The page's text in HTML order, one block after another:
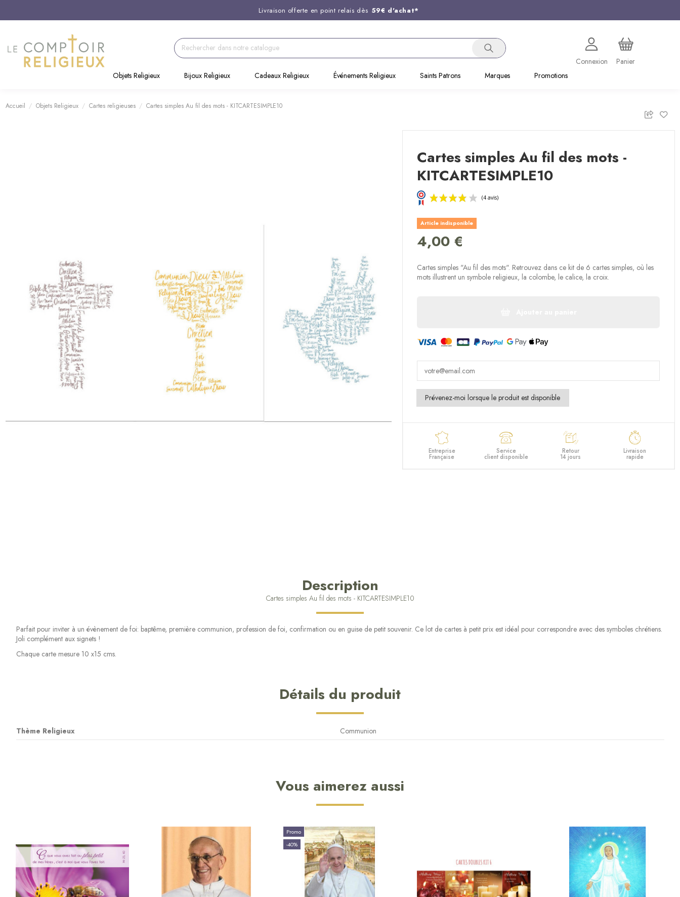
Livraison offerte en point relais dès 59€ d'achat*
Support client disponible au
Commandez avant 14H, expédition le jour même !
Connexion
Panier
Objets Religieux
Bijoux Religieux Cadeaux Religieux Événements Religieux Saints Patrons Marques Promotions
Accueil Objets Religieux Cartes religieuses Cartes simples Au fil des mots - KITCARTESIMPLE10
Cartes simples Au fil des mots -
KITCARTESIMPLE10
Article indisponible
4,00 €
Cartes simples "Au fil des mots". Retrouvez dans ce kit de 6 cartes simples, où les
mots illustrent un symbole religieux, la colombe, le calice, la croix.
Entreprise
Française
Service
client disponible
Retour
14 jours
Livraison
rapide
Description
Cartes simples Au fil des mots - KITCARTESIMPLE10
Parfait pour inviter à un évènement de foi: baptême, première communion, profession de foi, confirmation ou en guise de petit souvenir. Ce lot de cartes à petit prix est idéal pour correspondre avec des symboles chrétiens.
Joli complément aux signets !
Chaque carte mesure 10 x15 cms.
Détails du produit
Thème Religieux Communion
Vous aimerez aussi
Promo
-40%